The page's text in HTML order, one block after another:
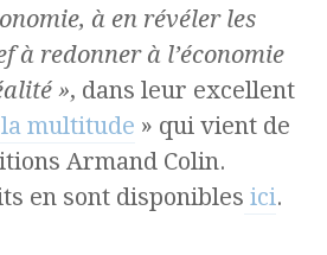
à en révéler les
à redonner à l’économie
», dans leur excellent
la multitude » qui vient de
Armand Colin.
en sont disponibles ici.